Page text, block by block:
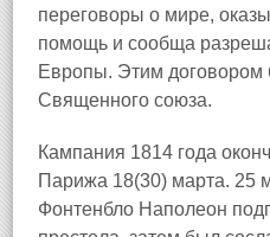
переговоры о мире,
помощь и сообща
Европы. Этим
Священного союза.
Кампания 1814 года
Парижа 18(30) марта. 25
Фонтенбло Наполеон